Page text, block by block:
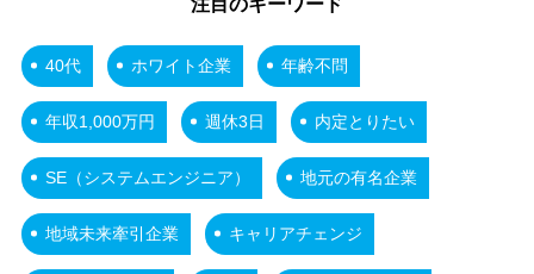
40代 ホワイト企業 年齢不問
年収1,000万円 週休3日 内定とりたい
SE（システムエンジニア） 地元の有名企業
地域未来牽引企業 キャリアチェンジ